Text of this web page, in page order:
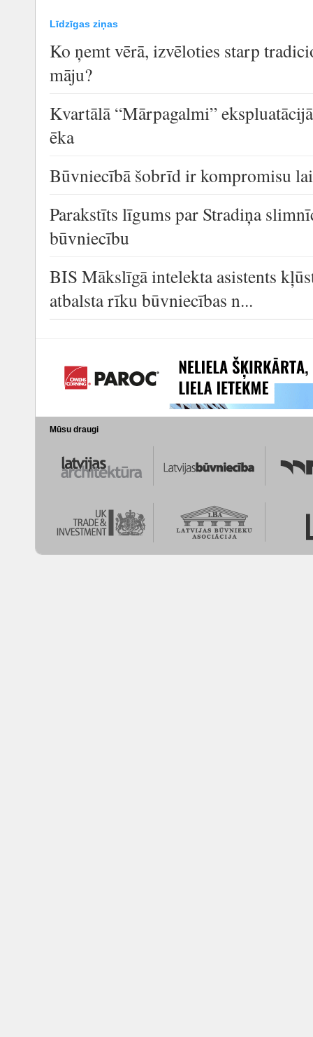
Līdzīgas ziņas
Ko ņemt vērā, izvēloties starp
māju?
Kvartālā “Mārpagalmi”
ēka
Būvniecībā šobrīd ir kompromisu
Parakstīts līgums par Stradiņa
būvniecību
BIS Mākslīgā intelekta asistents
atbalsta rīku būvniecības n...
Mūsu draugi